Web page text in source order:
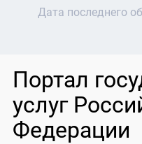
Дата последнего
Портал
услуг
Федерации